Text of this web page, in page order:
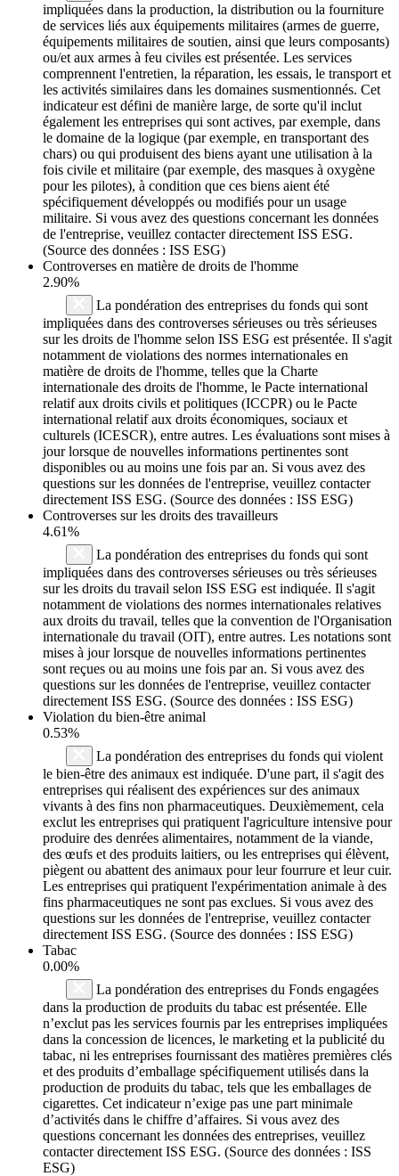
impliquées dans la production, la distribution ou la fourniture
de services liés aux équipements militaires (armes de guerre,
équipements militaires de soutien, ainsi que leurs composants)
ou/et aux armes à feu civiles est présentée. Les services
comprennent l'entretien, la réparation, les essais, le transport et
les activités similaires dans les domaines susmentionnés. Cet
indicateur est défini de manière large, de sorte qu'il inclut
également les entreprises qui sont actives, par exemple, dans
le domaine de la logique (par exemple, en transportant des
chars) ou qui produisent des biens ayant une utilisation à la
fois civile et militaire (par exemple, des masques à oxygène
pour les pilotes), à condition que ces biens aient été
spécifiquement développés ou modifiés pour un usage
militaire. Si vous avez des questions concernant les données
de l'entreprise, veuillez contacter directement ISS ESG.
(Source des données : ISS ESG)
Controverses en matière de droits de l'homme
2.90%
La pondération des entreprises du fonds qui sont
impliquées dans des controverses sérieuses ou très sérieuses
sur les droits de l'homme selon ISS ESG est présentée. Il s'agit
notamment de violations des normes internationales en
matière de droits de l'homme, telles que la Charte
internationale des droits de l'homme, le Pacte international
relatif aux droits civils et politiques (ICCPR) ou le Pacte
international relatif aux droits économiques, sociaux et
culturels (ICESCR), entre autres. Les évaluations sont mises à
jour lorsque de nouvelles informations pertinentes sont
disponibles ou au moins une fois par an. Si vous avez des
questions sur les données de l'entreprise, veuillez contacter
directement ISS ESG. (Source des données : ISS ESG)
Controverses sur les droits des travailleurs
4.61%
La pondération des entreprises du fonds qui sont
impliquées dans des controverses sérieuses ou très sérieuses
sur les droits du travail selon ISS ESG est indiquée. Il s'agit
notamment de violations des normes internationales relatives
aux droits du travail, telles que la convention de l'Organisation
internationale du travail (OIT), entre autres. Les notations sont
mises à jour lorsque de nouvelles informations pertinentes
sont reçues ou au moins une fois par an. Si vous avez des
questions sur les données de l'entreprise, veuillez contacter
directement ISS ESG. (Source des données : ISS ESG)
Violation du bien-être animal
0.53%
La pondération des entreprises du fonds qui violent
le bien-être des animaux est indiquée. D'une part, il s'agit des
entreprises qui réalisent des expériences sur des animaux
vivants à des fins non pharmaceutiques. Deuxièmement, cela
exclut les entreprises qui pratiquent l'agriculture intensive pour
produire des denrées alimentaires, notamment de la viande,
des œufs et des produits laitiers, ou les entreprises qui élèvent,
piègent ou abattent des animaux pour leur fourrure et leur cuir.
Les entreprises qui pratiquent l'expérimentation animale à des
fins pharmaceutiques ne sont pas exclues. Si vous avez des
questions sur les données de l'entreprise, veuillez contacter
directement ISS ESG. (Source des données : ISS ESG)
Tabac
0.00%
La pondération des entreprises du Fonds engagées
dans la production de produits du tabac est présentée. Elle
n’exclut pas les services fournis par les entreprises impliquées
dans la concession de licences, le marketing et la publicité du
tabac, ni les entreprises fournissant des matières premières clés
et des produits d’emballage spécifiquement utilisés dans la
production de produits du tabac, tels que les emballages de
cigarettes. Cet indicateur n’exige pas une part minimale
d’activités dans le chiffre d’affaires. Si vous avez des
questions concernant les données des entreprises, veuillez
contacter directement ISS ESG. (Source des données : ISS
ESG)